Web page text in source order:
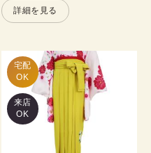
詳細を見る
宅配
OK
来店
OK